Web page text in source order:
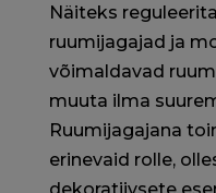
Näiteks
ruumijagajad ja
võimaldavad
muuta ilma
Ruumijagajana
erinevaid rolle,